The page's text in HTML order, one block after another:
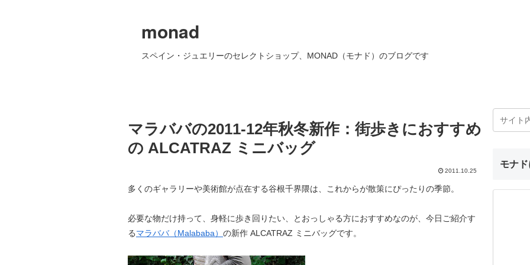
monad
スペイン・ジュエリーのセレクトショップ、MONAD（モナド）のブログです
マラババの2011-12年秋冬新作：街歩きにおすすめ
の ALCATRAZ ミニバッグ
2011.10.25
多くのギャラリーや美術館が点在する谷根千界隈は、これからが散策にぴったりの季節。
必要な物だけ持って、身軽に歩き回りたい、とおっしゃる方におすすめなのが、今日ご紹介す
るマラババ（Malababa） の新作 ALCATRAZ ミニバッグです。
モナ